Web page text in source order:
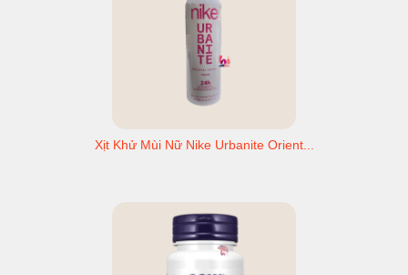
Xịt Khử Mùi Nữ Nike Urbanite Orient...